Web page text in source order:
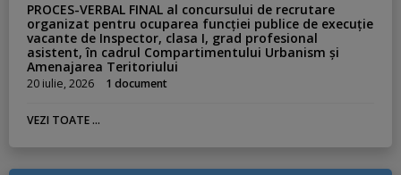
PROCES-VERBAL FINAL al concursului de recrutare
organizat pentru ocuparea funcției publice de execuție
vacante de Inspector, clasa I, grad profesional
asistent, în cadrul Compartimentului Urbanism și
Amenajarea Teritoriului
20 iulie, 2026 1 document
VEZI TOATE ...